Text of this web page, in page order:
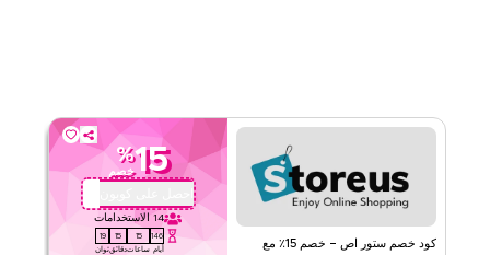
كود خصم ستور اص – خصم 15٪ مع
15
%
خصم
احصل على كوبون
14 الاستخدامات
146
أيام
15
ساعات
15
دقائق
19
ثوان